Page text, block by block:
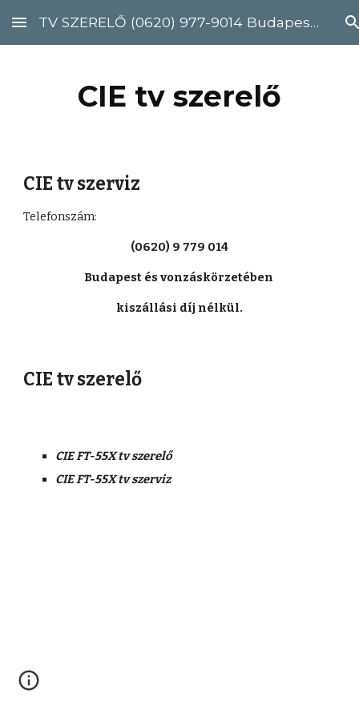
Skip to main content Skip to navigation
TV SZERELŐ (0620) 977-9014 Budapest, Pest megye
CIE tv szerelő
CIE tv szerviz
Telefonszám:
(0620) 9 779 014
Budapest és vonzáskörzetében
kiszállási díj nélkül.
CIE tv szerelő
CIE FT-55X tv szerelő
CIE FT-55X tv szerviz